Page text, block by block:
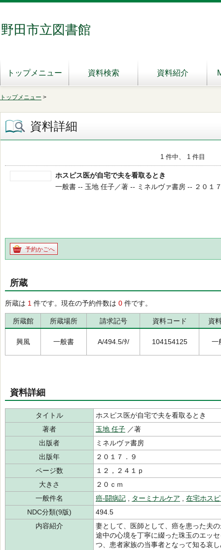
野田市立図書館
トップメニュー 資料検索 資料紹介
トップメニュー >
資料詳細
1 件中、 1 件目
ホスピス医が自宅で夫を看取るとき
一般書 -- 玉地 任子／著 -- ミネルヴァ書房 -- ２０１
予約かごへ
所蔵
所蔵は 1 件です。現在の予約件数は 0 件です。
所蔵館 所蔵場所 請求記号 資料コード 資
興風 一般書 A/494.5/ﾀ/ 104154125 一
資料詳細
タイトル
ホスピス医が自宅で夫を看取るとき
著者
玉地 任子 ／著
出版者
ミネルヴァ書房
出版年
２０１７．９
ページ数
１２，２４１ｐ
大きさ
２０ｃｍ
一般件名
癌-闘病記 ターミナルケア
在宅ホス
NDC分類(9版)
494.5
内容紹介
妻として、医師として、癌を患った夫
途中の心境を丁寧に綴った珠玉のエッ
つ、患者家族の当事者となって知る哀